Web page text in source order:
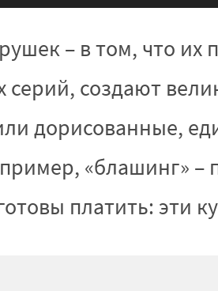
– в том, что
создают
дорисованные,
«блашинг»
платить: эти